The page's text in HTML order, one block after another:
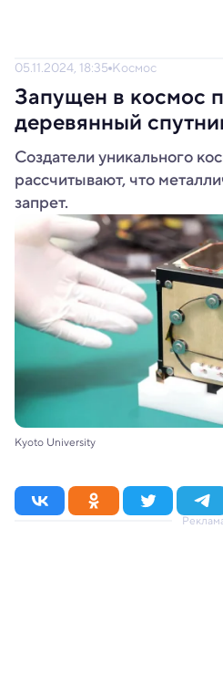
05.11.2024, 18:35 Космос
Запущен в космос
деревянный
Создатели уникального
рассчитывают, что
запрет.
Kyoto University